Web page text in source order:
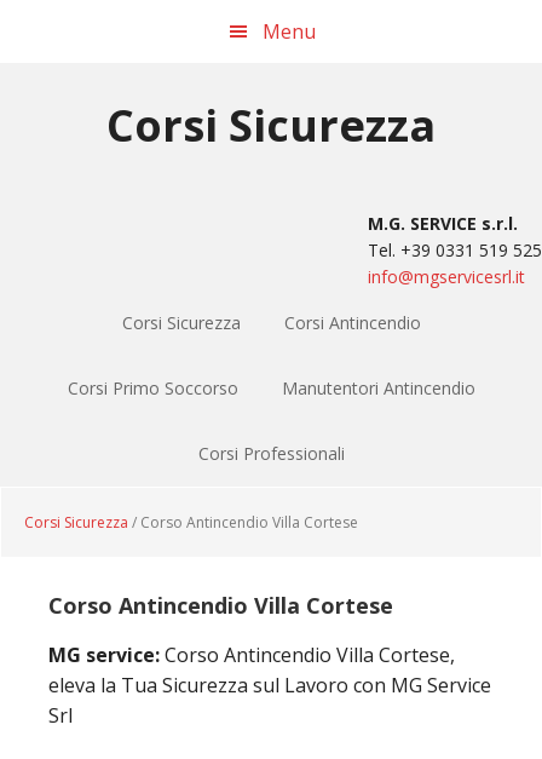
Menu
Corsi Sicurezza
M.G. SERVICE s.r.l.
Tel. +39 0331 519 525
info@mgservicesrl.it
Corsi Sicurezza
Corsi Antincendio
Corsi Primo Soccorso Manutentori Antincendio
Corsi Professionali
Corsi Sicurezza / Corso Antincendio Villa Cortese
Corso Antincendio Villa Cortese
MG service:Corso Antincendio Villa Cortese,
eleva la Tua Sicurezza sul Lavoro con MG Service
Srl